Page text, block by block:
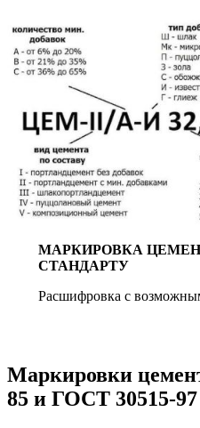
МАРКИРОВКА
СТАНДАРТУ
Расшифровка с
Маркировки
85 и ГОСТ 30515-97